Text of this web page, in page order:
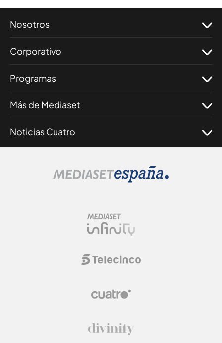
Nosotros
Corporativo
Programas
Más de Mediaset
Noticias Cuatro